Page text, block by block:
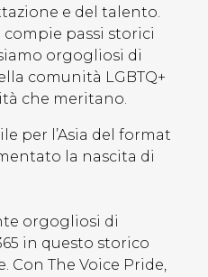
e del talento.
passi storici
orgogliosi di
comunità LGBTQ+
che meritano.
per l’Asia del format
la nascita di
orgogliosi di
in questo storico
Con The Voice Pride,